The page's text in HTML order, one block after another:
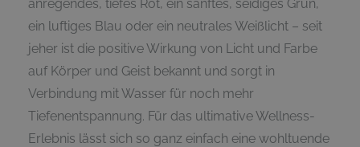
anregendes, tiefes Rot, ein sanftes, seidiges Grün,
ein luftiges Blau oder ein neutrales Weißlicht – seit
jeher ist die positive Wirkung von Licht und Farbe
auf Körper und Geist bekannt und sorgt in
Verbindung mit Wasser für noch mehr
Tiefenentspannung. Für das ultimative Wellness-
Erlebnis lässt sich so ganz einfach eine wohltuende